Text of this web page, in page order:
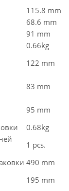
115.8 mm
68.6 mm
91 mm
0.66kg
122 mm
83 mm
95 mm
0.68kg
1 pcs.
490 mm
195 mm